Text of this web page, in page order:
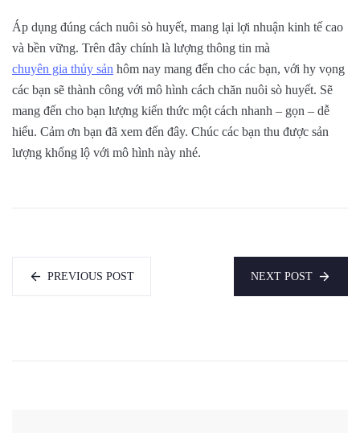
Áp dụng đúng cách nuôi sò huyết, mang lại lợi nhuận kinh tế cao
và bền vững. Trên đây chính là lượng thông tin mà
chuyên gia thủy sản hôm nay mang đến cho các bạn, với hy vọng
các bạn sẽ thành công với mô hình cách chăn nuôi sò huyết. Sẽ
mang đến cho bạn lượng kiến thức một cách nhanh – gọn – dễ
hiểu. Cảm ơn bạn đã xem đến đây. Chúc các bạn thu được sản
lượng khổng lộ với mô hình này nhé.
PREVIOUS POST NEXT POST